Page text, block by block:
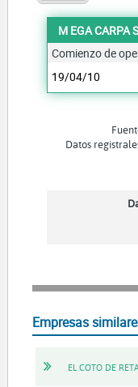
M EGA CARPA
Comienzo de
19/04/10
Datos
Empresas
EL COTO DE